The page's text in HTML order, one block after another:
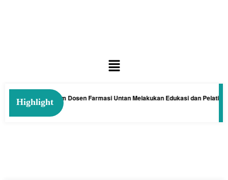
Highlight
Kelakai: Tim Dosen Farmasi Untan Melakukan Edukasi dan Pelatihan